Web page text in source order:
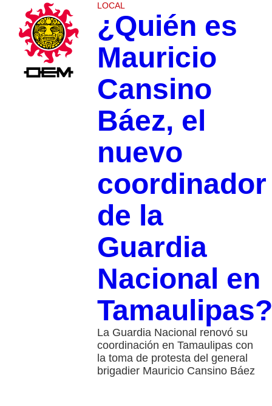
LOCAL
¿Quién es
Mauricio
Cansino
Báez, el
nuevo
coordinador
de la
Guardia
Nacional en
Tamaulipas?
La Guardia Nacional renovó su
coordinación en Tamaulipas con
la toma de protesta del general
brigadier Mauricio Cansino Báez